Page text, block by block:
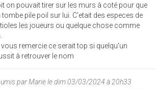
on pouvait tirer sur les murs à coté pour que
tombe pile poil sur lui. C'etait des especes de
les joueurs ou quelque chose comme
vous remercie ce serait top si quelqu'un
à retrouver le nom
parMariele dim 03/03/2024 à 20h33